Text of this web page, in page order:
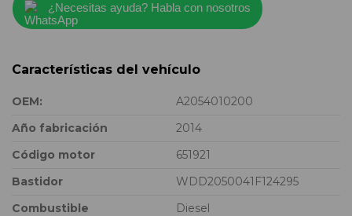
¿Necesitas ayuda? Habla con nosotros
Características del vehículo
OEM:
A2054010200
Año fabricación
2014
Código motor
651921
Bastidor
WDD2050041F124295
Combustible
Diesel